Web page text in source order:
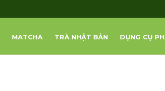
MATCHA TRÀ NHẬT BẢN DỤNG CỤ